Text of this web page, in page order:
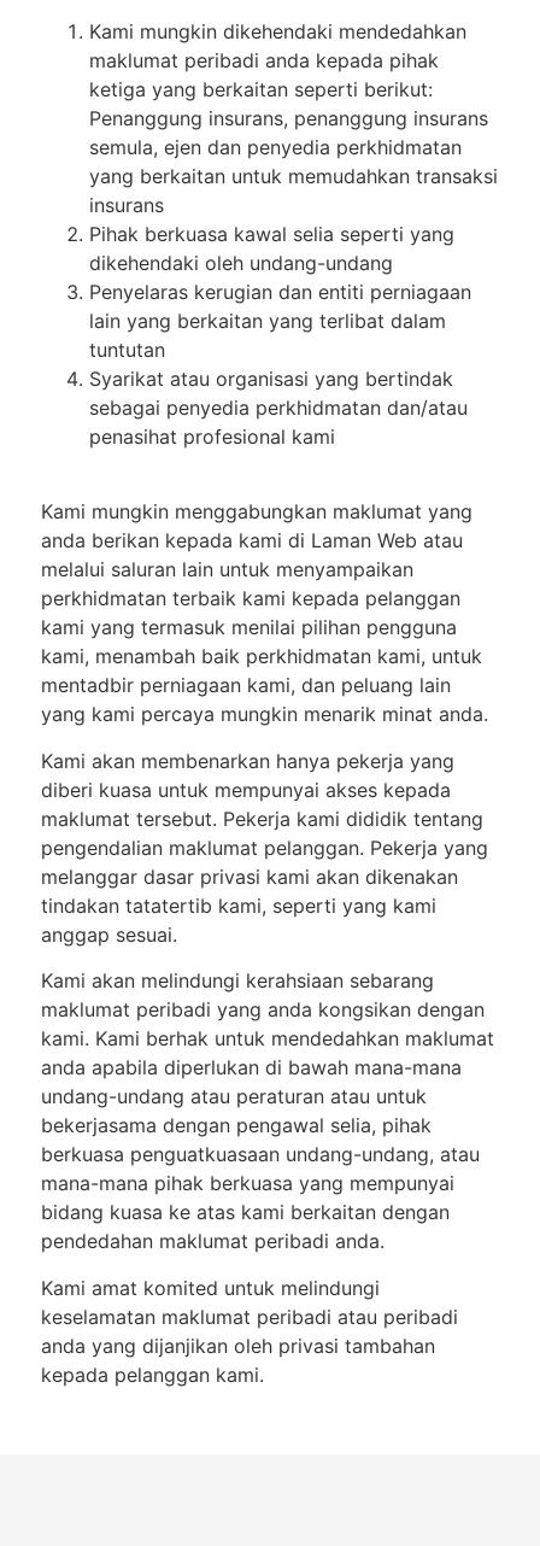
Kami mungkin dikehendaki mendedahkan
maklumat peribadi anda kepada pihak
ketiga yang berkaitan seperti berikut:
Penanggung insurans, penanggung insurans
semula, ejen dan penyedia perkhidmatan
yang berkaitan untuk memudahkan transaksi
insurans
Pihak berkuasa kawal selia seperti yang
dikehendaki oleh undang-undang
Penyelaras kerugian dan entiti perniagaan
lain yang berkaitan yang terlibat dalam
tuntutan
Syarikat atau organisasi yang bertindak
sebagai penyedia perkhidmatan dan/atau
penasihat profesional kami
Kami mungkin menggabungkan maklumat yang
anda berikan kepada kami di Laman Web atau
melalui saluran lain untuk menyampaikan
perkhidmatan terbaik kami kepada pelanggan
kami yang termasuk menilai pilihan pengguna
kami, menambah baik perkhidmatan kami, untuk
mentadbir perniagaan kami, dan peluang lain
yang kami percaya mungkin menarik minat anda.
Kami akan membenarkan hanya pekerja yang
diberi kuasa untuk mempunyai akses kepada
maklumat tersebut. Pekerja kami dididik tentang
pengendalian maklumat pelanggan. Pekerja yang
melanggar dasar privasi kami akan dikenakan
tindakan tatatertib kami, seperti yang kami
anggap sesuai.
Kami akan melindungi kerahsiaan sebarang
maklumat peribadi yang anda kongsikan dengan
kami. Kami berhak untuk mendedahkan maklumat
anda apabila diperlukan di bawah mana-mana
undang-undang atau peraturan atau untuk
bekerjasama dengan pengawal selia, pihak
berkuasa penguatkuasaan undang-undang, atau
mana-mana pihak berkuasa yang mempunyai
bidang kuasa ke atas kami berkaitan dengan
pendedahan maklumat peribadi anda.
Kami amat komited untuk melindungi
keselamatan maklumat peribadi atau peribadi
anda yang dijanjikan oleh privasi tambahan
kepada pelanggan kami.